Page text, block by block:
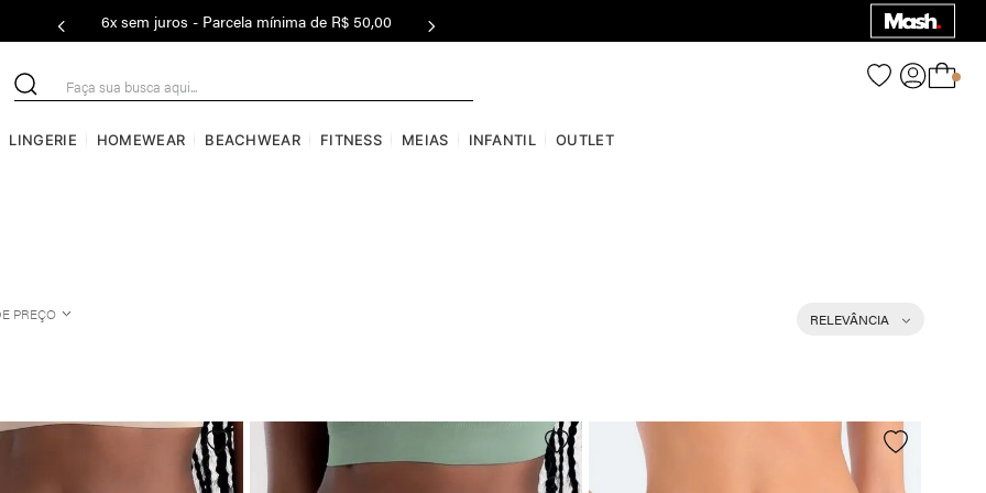
6x sem juros - Parcela mínima de R$ 50,00
Faça sua busca aqui...
LINGERIE HOMEWEAR BEACHWEAR FITNESS MEIAS INFANTIL OUTLET
0
PREÇO
a R$150
RELEVÂNCIA